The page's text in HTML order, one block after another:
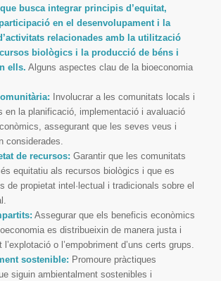
busca integrar principis d’equitat,
en el desenvolupament i la
relacionades amb la utilització
biològics i la producció de béns i
ells. Alguns aspectes clau de la bioeconomia
Involucrar a les comunitats locals i
en la planificació, implementació i avaluació
assegurant que les seves veus i
considerades.
de recursos: Garantir que les comunitats
equitatiu als recursos biològics i que es
de propietat intel·lectual i tradicionals sobre el
Assegurar que els beneficis econòmics
es distribueixin de manera justa i
o l’empobriment d’uns certs grups.
sostenible: Promoure pràctiques
siguin ambientalment sostenibles i